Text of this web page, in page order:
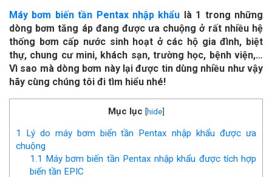
Máy bơm biến tần Pentax nhập khẩu là 1 trong những
dòng bơm tăng áp đang được ưa chuộng ở rất nhiều hệ
thống bơm cấp nước sinh hoạt ở các hộ gia đình, biệt
thự, chung cư mini, khách sạn, trường học, bệnh viện,…
Vì sao mà dòng bơm này lại được tin dùng nhiều như vậy
hãy cùng chúng tôi đi tìm hiểu nhé!
Mục lục [hide]
1
Lý do máy bơm biến tần Pentax nhập khẩu được ưa
chuộng
1.1 Máy bơm biến tần Pentax nhập khẩu được tích hợp
biến tần EPIC